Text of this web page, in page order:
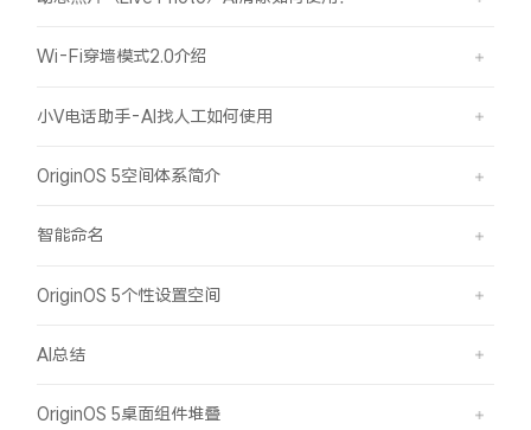
Wi-Fi穿墙模式2.0介绍
小V电话助手-AI找人工如何使用
OriginOS 5空间体系简介
智能命名
OriginOS 5个性设置空间
AI总结
OriginOS 5桌面组件堆叠